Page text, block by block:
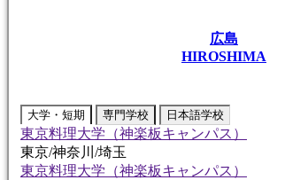
広島
HIROSHIMA
大学・短期 専門学校 日本語学校
東京料理大学（神楽板キャンパス）
東京/神奈川/埼玉
東京料理大学（神楽板キャンパス）